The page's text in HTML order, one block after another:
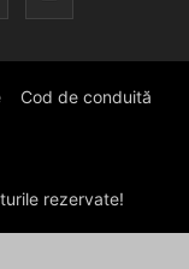
Cod de conduită
rezervate!